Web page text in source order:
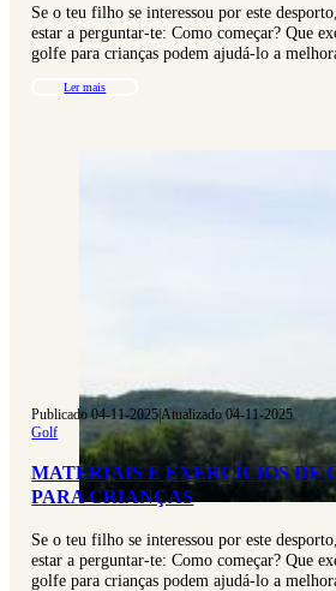
Se o teu filho se interessou por este
estar a perguntar-te: Como começar? Que
golfe para crianças podem ajudá-lo a
Ler mais
Publicado 04-11-2025|Atualizado 04-11-2025
Golf
MATERIAIS E EXERCÍCIOS DE
PARA CRIANÇAS
Se o teu filho se interessou por este
estar a perguntar-te: Como começar? Que
golfe para crianças podem ajudá-lo a